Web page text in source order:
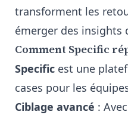
transforment les
émerger des insights
Comment Specific
Specific est une
cases pour les
Ciblage avancé :